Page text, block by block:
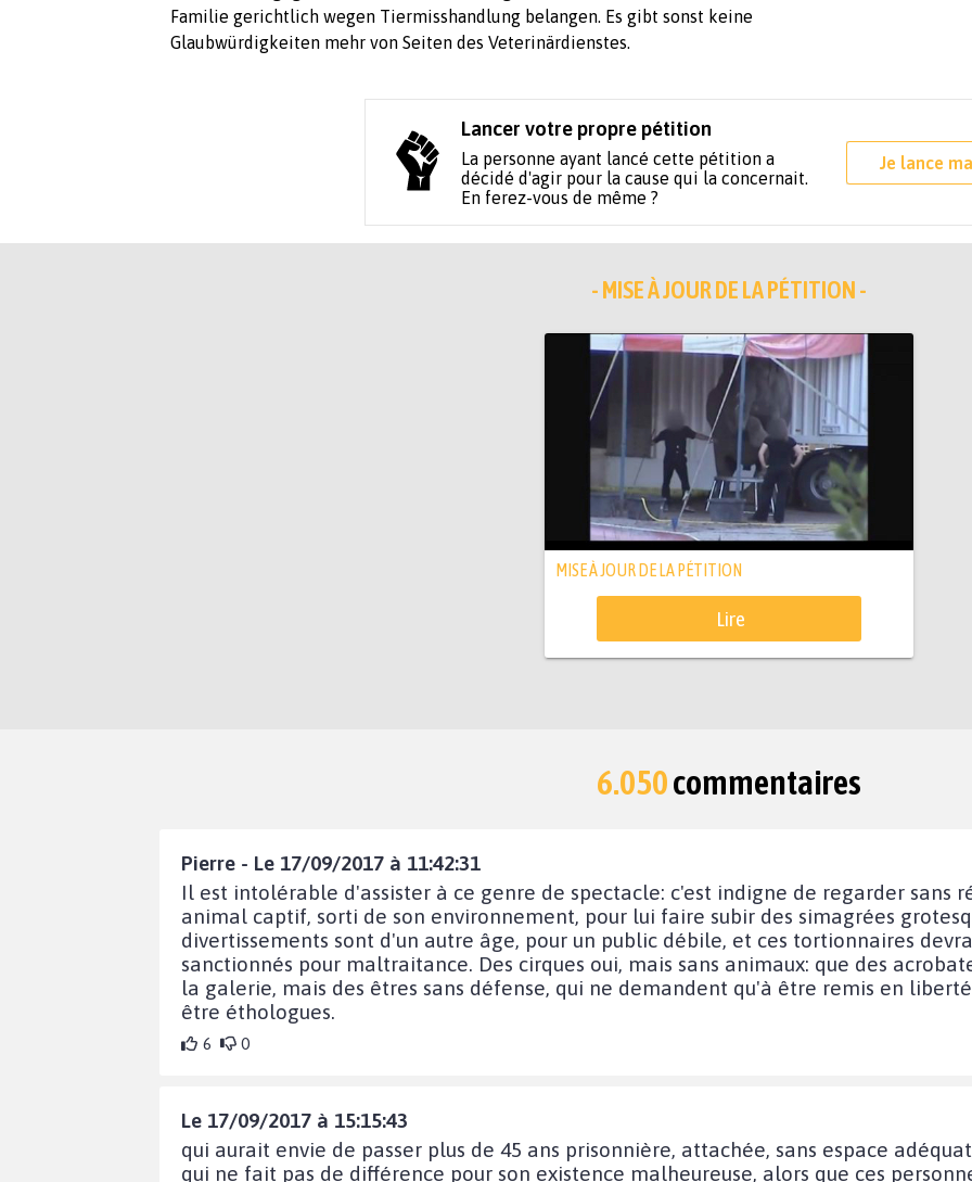
Familie gerichtlich wegen Tiermisshandlung belangen. Es gibt sonst keine
Glaubwürdigkeiten mehr von Seiten des Veterinärdienstes.
Lancer votre propre pétition
La personne ayant lancé cette pétition a
décidé d'agir pour la cause qui la concernait.
En ferez-vous de même ?
Je lance
- MISE À JOUR DE LA PÉTITION -
MISE À JOUR DE LA PÉTITION
Lire
6.050commentaires
Pierre - Le 17/09/2017 à 11:42:31
Il est intolérable d'assister à ce genre de spectacle: c'est indigne de regarder sans
animal captif, sorti de son environnement, pour lui faire subir des simagrées
divertissements sont d'un autre âge, pour un public débile, et ces tortionnaires
sanctionnés pour maltraitance. Des cirques oui, mais sans animaux: que des
la galerie, mais des êtres sans défense, qui ne demandent qu'à être remis en
être éthologues.
6 0
Le 17/09/2017 à 15:15:43
qui aurait envie de passer plus de 45 ans prisonnière, attachée, sans espace
qui ne fait pas de différence pour son existence malheureuse, alors que ces